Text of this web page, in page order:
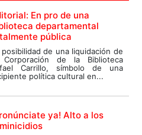
En pro de una
departamental
pública
posibilidad de una liquidación de
de la Biblioteca
Carrillo, símbolo de una
política cultural en...
ya! Alto a los